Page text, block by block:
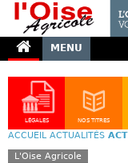
MENU
LÉGALES NOS TITRES
ACCUEIL ACTUALITÉS
L'Oise Agricole